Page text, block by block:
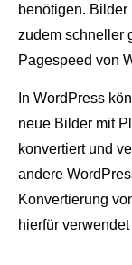
benötigen.
zudem schneller
Pagespeed von
In WordPress
neue Bilder mit
konvertiert und
andere
Konvertierung
hierfür